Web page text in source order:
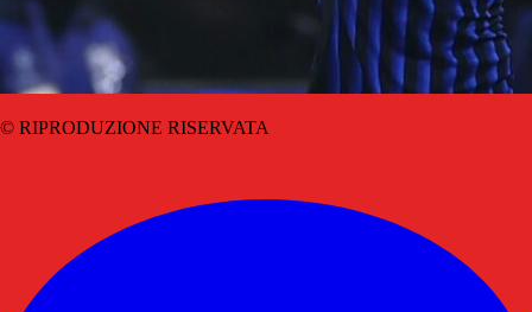
© RIPRODUZIONE RISERVATA